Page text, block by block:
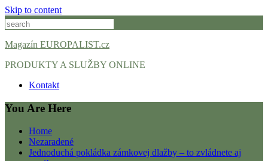
Skip to content
Magazín EUROPALIST.cz
PRODUKTY A SLUŽBY ONLINE
Kontakt
You Are Here
Home
Nezaradené
Jednoduchá pokládka zámkovej dlažby – to zvládnete aj